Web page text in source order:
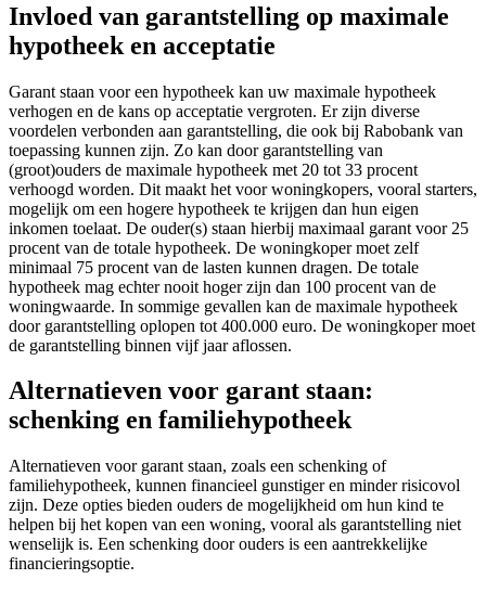
Invloed van garantstelling op maximale
hypotheek en acceptatie
Garant staan voor een hypotheek kan uw maximale hypotheek
verhogen en de kans op acceptatie vergroten. Er zijn diverse
voordelen verbonden aan garantstelling, die ook bij Rabobank van
toepassing kunnen zijn. Zo kan door garantstelling van
(groot)ouders de maximale hypotheek met 20 tot 33 procent
verhoogd worden. Dit maakt het voor woningkopers, vooral starters,
mogelijk om een hogere hypotheek te krijgen dan hun eigen
inkomen toelaat. De ouder(s) staan hierbij maximaal garant voor 25
procent van de totale hypotheek. De woningkoper moet zelf
minimaal 75 procent van de lasten kunnen dragen. De totale
hypotheek mag echter nooit hoger zijn dan 100 procent van de
woningwaarde. In sommige gevallen kan de maximale hypotheek
door garantstelling oplopen tot 400.000 euro. De woningkoper moet
de garantstelling binnen vijf jaar aflossen.
Alternatieven voor garant staan:
schenking en familiehypotheek
Alternatieven voor garant staan, zoals een schenking of
familiehypotheek, kunnen financieel gunstiger en minder risicovol
zijn. Deze opties bieden ouders de mogelijkheid om hun kind te
helpen bij het kopen van een woning, vooral als garantstelling niet
wenselijk is. Een schenking door ouders is een aantrekkelijke
financieringsoptie.